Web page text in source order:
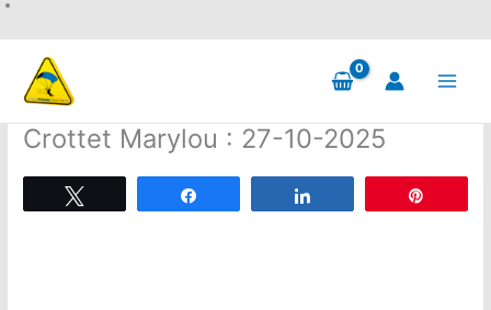
contenu
Crottet Marylou : 27-10-2025